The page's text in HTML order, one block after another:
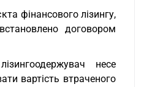
фінансового лізингу,
договором
несе
вартість втраченого